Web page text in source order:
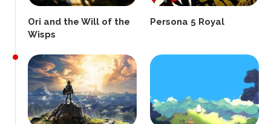
Ori and the Will of the
Wisps
Persona 5 Royal